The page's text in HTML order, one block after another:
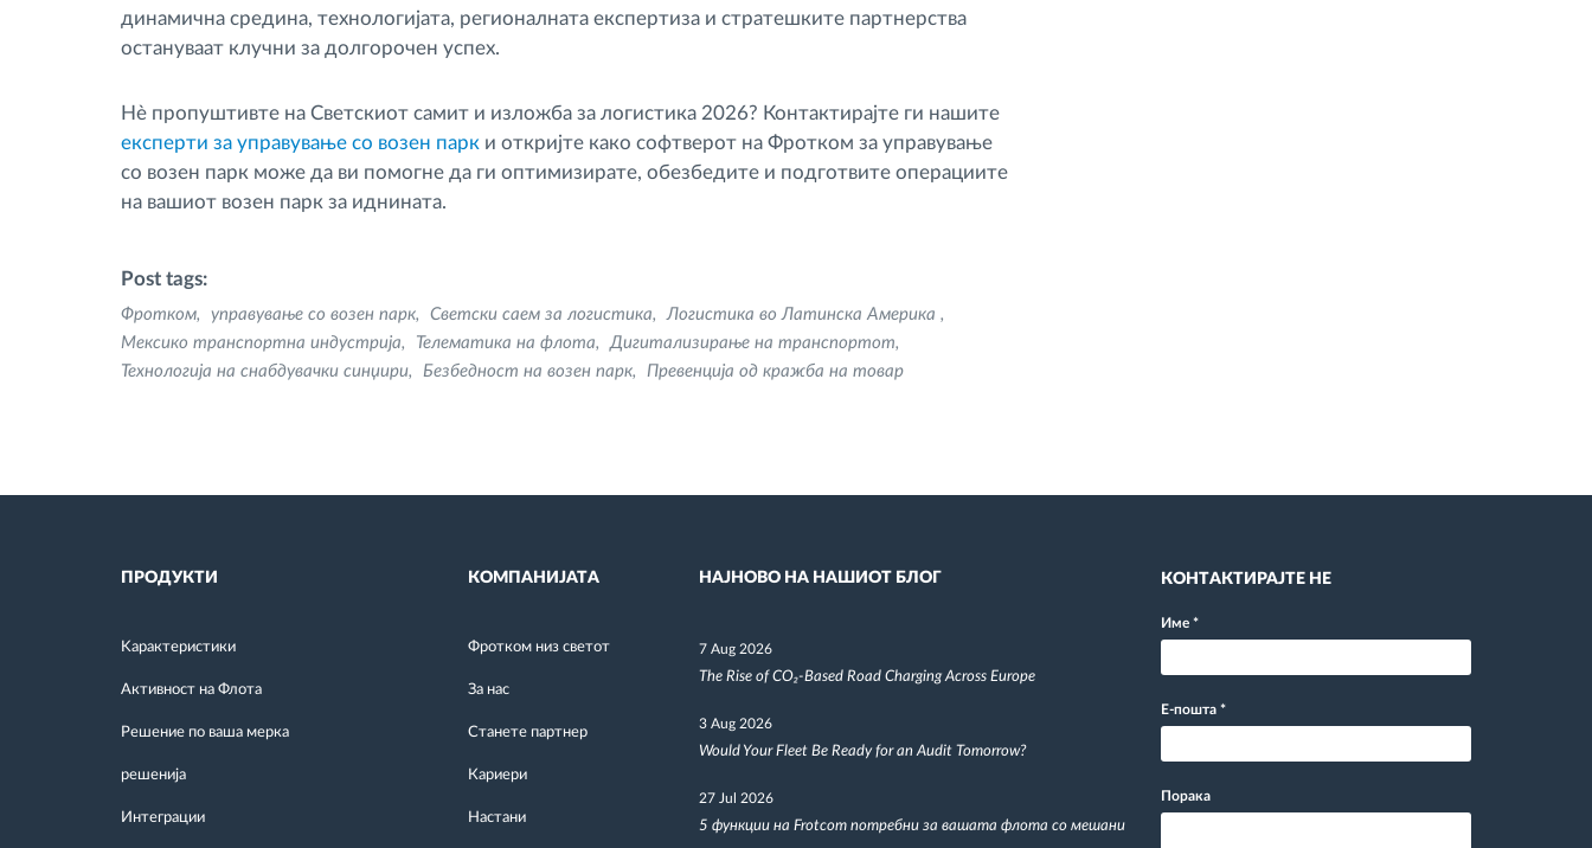
динамична средина, технологијата, регионалната експертиза и стратешките партнерства
остануваат клучни за долгорочен успех.
Нѐ пропуштивте на Светскиот самит и изложба за логистика 2026? Контактирајте ги нашите
експерти за управување со возен парк и откријте како софтверот на Фротком за управување
со возен парк може да ви помогне да ги оптимизирате, обезбедите и подготвите операциите
на вашиот возен парк за иднината.
Post tags:
Фротком управување со возен парк Светски саем за логистика
Логистика во Латинска Америка
Мексико транспортна индустрија
Телематика на флота
Дигитализирање на транспортот
Технологија на снабдувачки синџири
Безбедност на возен парк Превенција од кражба на товар
ПРОДУКТИ
Kарактеристики
Активност на Флота
Решение по ваша мерка
решенија
Интеграции
КОМПАНИЈАТА
Фротком низ светот
За нас
Станете партнер
Кариери
Настани
НАЈНОВО НА НАШИОТ БЛОГ
7 Aug 2026
The Rise of CO₂-Based Road Charging Across Europe
3 Aug 2026
Would Your Fleet Be Ready for an Audit Tomorrow?
27 Jul 2026
5 функции на Frotcom потребни за вашата флота со мешани
КОНТАКТИРАЈТЕ НЕ
Име *
Е-пошта *
Порака